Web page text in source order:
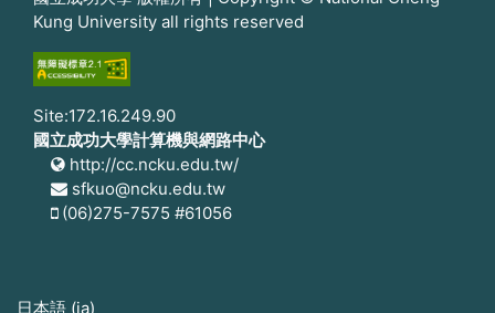
Kung University all rights reserved
Site:172.16.249.90
國立成功大學計算機與網路中心
http://cc.ncku.edu.tw/
sfkuo@ncku.edu.tw
(06)275-7575 #61056
日本語 ‎(ja)‎